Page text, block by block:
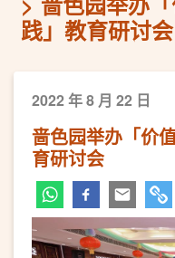
践」教育研讨会
2022 年 8 月 22 日
啬色园举办「价
育研讨会